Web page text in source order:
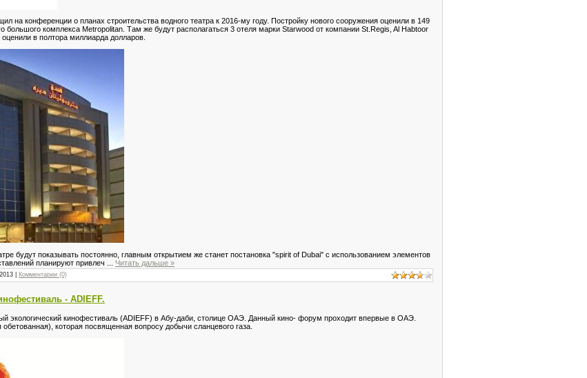
на конференции о планах строительства водного театра к 2016-му году. Постройку нового сооружения оценили в 149
большого комплекса Metropolitan. Там же будут располагаться 3 отеля марки Starwood от компании St.Regis, Al Habtoor
в полтора миллиарда долларов.
будут показывать постоянно, главным открытием же станет постановка "spirit of Dubai" с использованием элементов
планируют привлеч
Читать дальше »
Комментарии (0)
- ADIEFF.
экологический кинофестиваль (ADIEFF) в Абу-даби, столице ОАЭ. Данный кино- форум проходит впервые в ОАЭ.
которая посвященная вопросу добычи сланцевого газа.